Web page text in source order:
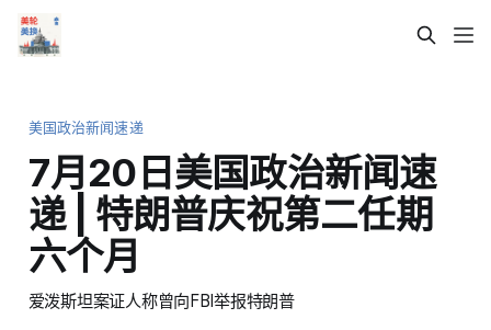
美国政治新闻速递
7月20日美国政治新闻速
递 | 特朗普庆祝第二任期
六个月
爱泼斯坦案证人称曾向FBI举报特朗普